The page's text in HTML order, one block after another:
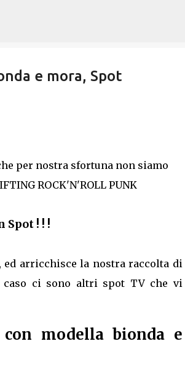
e mora, Spot
per nostra sfortuna non siamo
ROCK'N'ROLL PUNK
Spot ! ! !
, ed arricchisce la nostra raccolta di
caso ci sono altri spot TV che vi
con modella bionda e